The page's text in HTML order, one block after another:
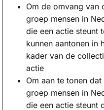
Om de omvang van
groep mensen in
die een actie steunt
kunnen aantonen in
kader van de
actie
Om aan te tonen dat
groep mensen in
die een actie steunt